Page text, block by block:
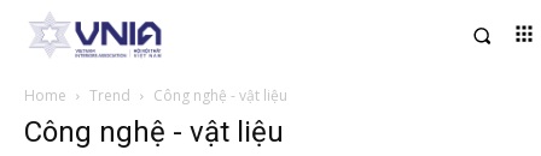
Home Trend Công nghệ - vật liệu
Công nghệ - vật liệu